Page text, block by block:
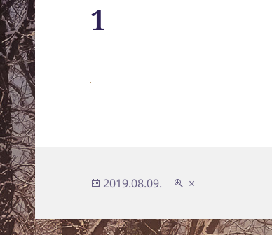
1
Közzétéve
2019.08.09.
Teljes
×